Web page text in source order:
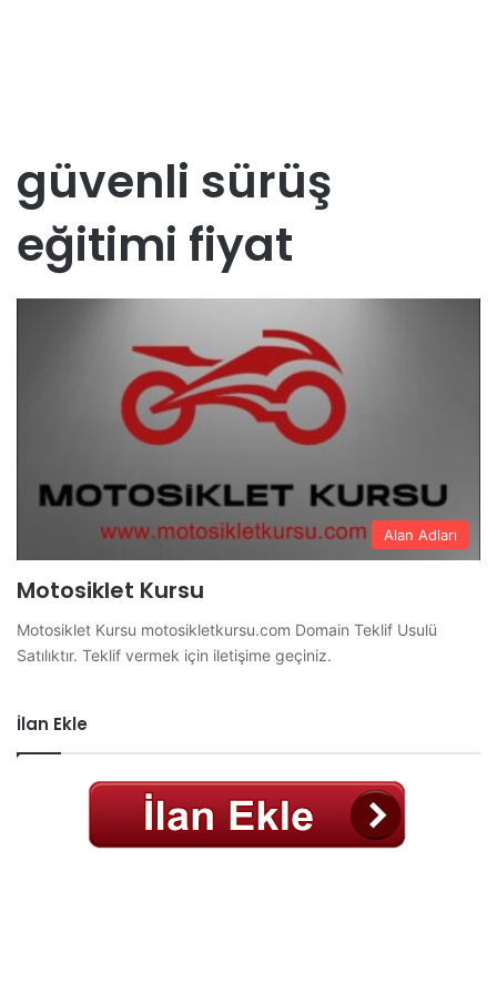
güvenli sürüş
eğitimi fiyat
Alan Adları
Motosiklet Kursu
Motosiklet Kursu motosikletkursu.com Domain Teklif Usulü
Satılıktır. Teklif vermek için iletişime geçiniz.
İlan Ekle